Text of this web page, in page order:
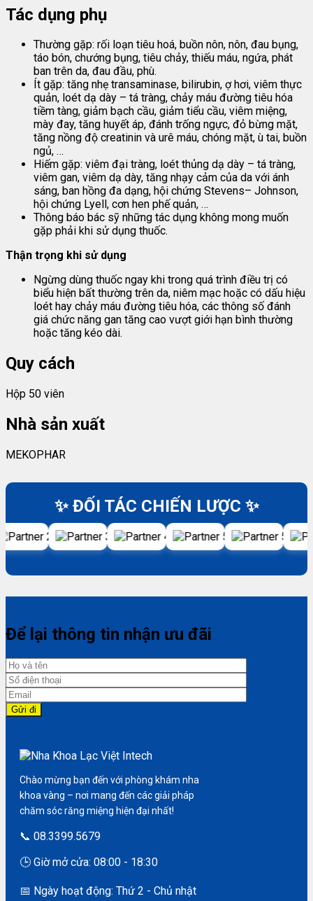
Tác dụng phụ
Thường gặp: rối loạn tiêu hoá, buồn nôn, nôn, đau bụng,
táo bón, chướng bụng, tiêu chảy, thiếu máu, ngứa, phát
ban trên da, đau đầu, phù.
Ít gặp: tăng nhẹ transaminase, bilirubin, ợ hơi, viêm thực
quản, loét dạ dày – tá tràng, chảy máu đường tiêu hóa
tiềm tàng, giảm bạch cầu, giảm tiểu cầu, viêm miệng,
mày đay, tăng huyết áp, đánh trống ngực, đỏ bừng mặt,
tăng nồng độ creatinin và urê máu, chóng mặt, ù tai, buồn
ngủ, …
Hiếm gặp: viêm đại tràng, loét thủng dạ dày – tá tràng,
viêm gan, viêm dạ dày, tăng nhạy cảm của da với ánh
sáng, ban hồng đa dạng, hội chứng Stevens– Johnson,
hội chứng Lyell, cơn hen phế quản, …
Thông báo bác sỹ những tác dụng không mong muốn
gặp phải khi sử dụng thuốc.
Thận trọng khi sử dụng
Ngừng dùng thuốc ngay khi trong quá trình điều trị có
biểu hiện bất thường trên da, niêm mạc hoặc có dấu hiệu
loét hay chảy máu đường tiêu hóa, các thông số đánh
giá chức năng gan tăng cao vượt giới hạn bình thường
hoặc tăng kéo dài.
Quy cách
Hộp 50 viên
Nhà sản xuất
MEKOPHAR
✨ ĐỐI TÁC CHIẾN LƯỢC ✨
Để lại thông tin nhận ưu đãi
Chào mừng bạn đến với phòng khám nha
khoa vàng – nơi mang đến các giải pháp
chăm sóc răng miệng hiện đại nhất!
📞 08.3399.5679
🕒 Giờ mở cửa: 08:00 - 18:30
📅 Ngày hoạt động: Thứ 2 - Chủ nhật